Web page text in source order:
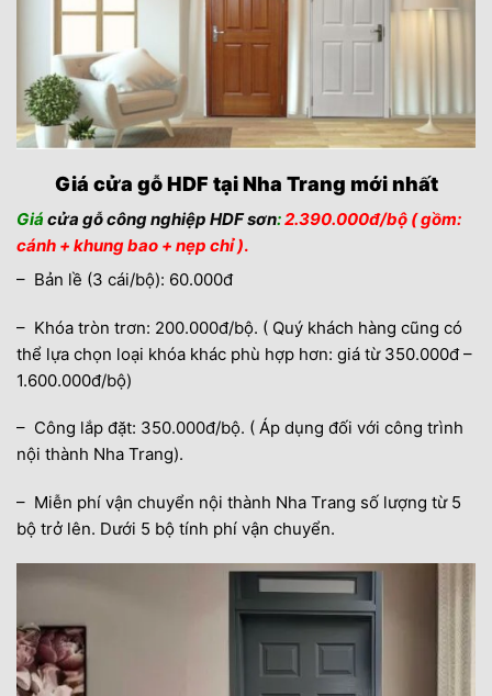
Giá cửa gỗ HDF tại Nha Trang mới nhất
Giá cửa gỗ công nghiệp HDF sơn:2.390.000đ/bộ ( gồm:
cánh + khung bao + nẹp chỉ ).
– Bản lề (3 cái/bộ): 60.000đ
– Khóa tròn trơn: 200.000đ/bộ. ( Quý khách hàng cũng có
thể lựa chọn loại khóa khác phù hợp hơn: giá từ 350.000đ –
1.600.000đ/bộ)
– Công lắp đặt: 350.000đ/bộ. ( Áp dụng đối với công trình
nội thành Nha Trang).
– Miễn phí vận chuyển nội thành Nha Trang số lượng từ 5
bộ trở lên. Dưới 5 bộ tính phí vận chuyển.